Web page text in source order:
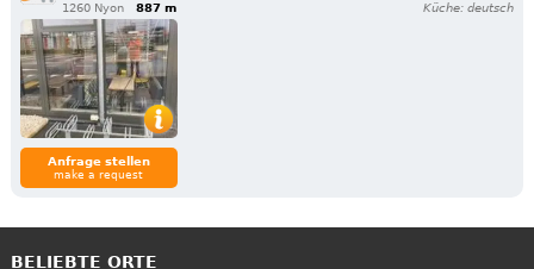
1260 Nyon
887 m Küche: deutsch
Anfrage stellen
make a request
BELIEBTE ORTE